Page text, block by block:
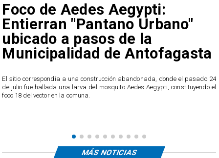
Foco de Aedes Aegypti:
Entierran "Pantano Urbano"
ubicado a pasos de la
Municipalidad de Antofagasta
El sitio correspondía a una construcción abandonada, donde el pasado 24
de julio fue hallada una larva del mosquito Aedes Aegypti, constituyendo el
foco 18 del vector en la comuna.
MÁS NOTICIAS